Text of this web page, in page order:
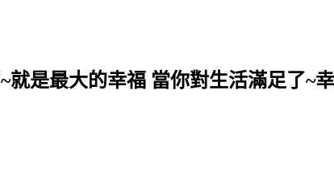
就是最大的幸福 當你對生活滿足了~